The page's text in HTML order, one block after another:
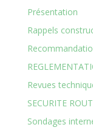
Présentation
Rappels
Revues
SECURITE
Sondages